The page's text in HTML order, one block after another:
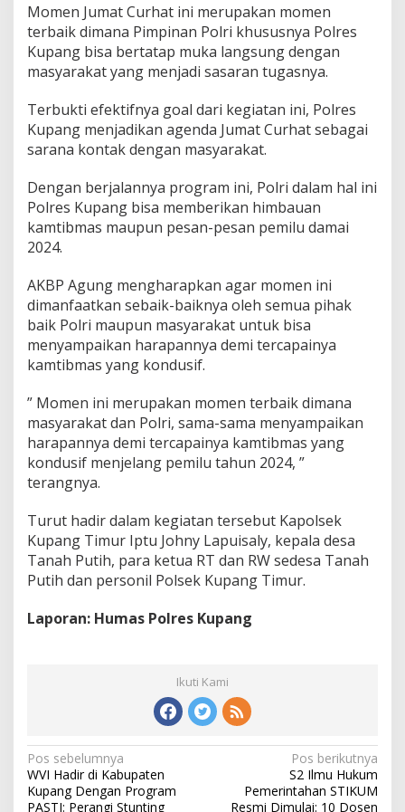
Momen Jumat Curhat ini merupakan momen
terbaik dimana Pimpinan Polri khususnya Polres
Kupang bisa bertatap muka langsung dengan
masyarakat yang menjadi sasaran tugasnya.
Terbukti efektifnya goal dari kegiatan ini, Polres
Kupang menjadikan agenda Jumat Curhat sebagai
sarana kontak dengan masyarakat.
Dengan berjalannya program ini, Polri dalam hal ini
Polres Kupang bisa memberikan himbauan
kamtibmas maupun pesan-pesan pemilu damai
2024.
AKBP Agung mengharapkan agar momen ini
dimanfaatkan sebaik-baiknya oleh semua pihak
baik Polri maupun masyarakat untuk bisa
menyampaikan harapannya demi tercapainya
kamtibmas yang kondusif.
” Momen ini merupakan momen terbaik dimana
masyarakat dan Polri, sama-sama menyampaikan
harapannya demi tercapainya kamtibmas yang
kondusif menjelang pemilu tahun 2024, ”
terangnya.
Turut hadir dalam kegiatan tersebut Kapolsek
Kupang Timur Iptu Johny Lapuisaly, kepala desa
Tanah Putih, para ketua RT dan RW sedesa Tanah
Putih dan personil Polsek Kupang Timur.
Laporan: Humas Polres Kupang
Ikuti Kami
N
a
v
Pos sebelumnya
WVI Hadir di Kabupaten
Kupang Dengan Program
PASTI: Perangi Stunting
Pos berikutnya
S2 Ilmu Hukum
Pemerintahan STIKUM
Resmi Dimulai: 10 Dosen